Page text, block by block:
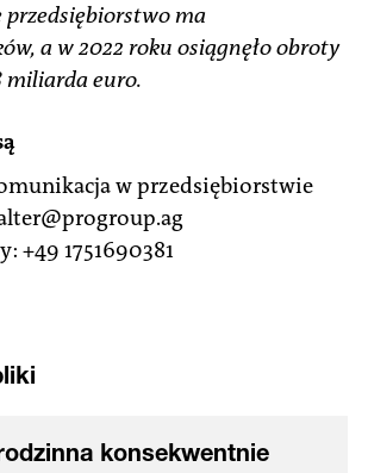
przedsiębiorstwo ma
a w 2022 roku osiągnęło obroty
miliarda euro.
w przedsiębiorstwie
+49 1751690381
konsekwentnie